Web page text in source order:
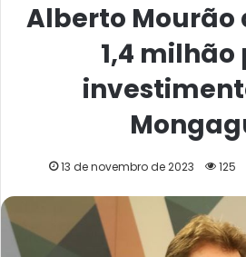
Alberto Mourão
1,4 milhão
13 de novembro de 2023 125